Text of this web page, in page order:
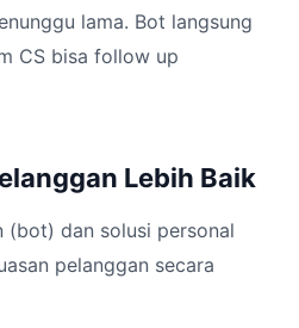
lama. Bot langsung
CS bisa follow up
Lebih Baik
(bot) dan solusi personal
pelanggan secara